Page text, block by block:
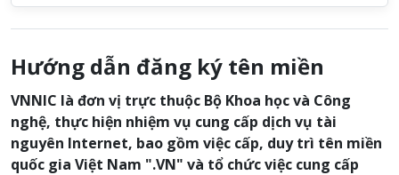
Hướng dẫn đăng ký tên miền
VNNIC là đơn vị trực thuộc Bộ Khoa học và Công
nghệ, thực hiện nhiệm vụ cung cấp dịch vụ tài
nguyên Internet, bao gồm việc cấp, duy trì tên miền
quốc gia Việt Nam ".VN" và tổ chức việc cung cấp